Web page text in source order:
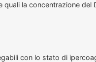
quali la concentrazione del
con lo stato di